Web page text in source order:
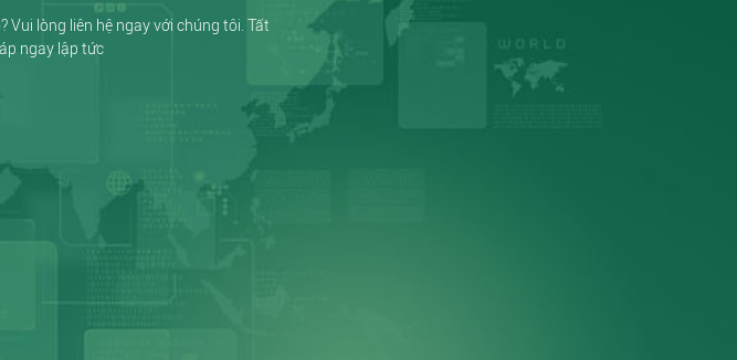
Vui lòng liên hệ ngay với chúng tôi. Tất
ngay lập tức